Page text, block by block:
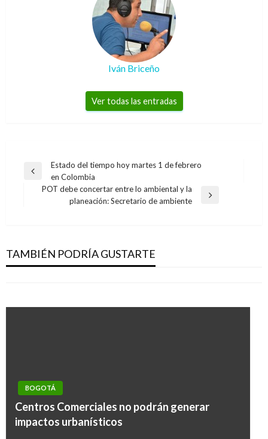
Iván Briceño
Ver todas las entradas
Navegación
entradas
Entrada
anterior
Estado del tiempo hoy martes 1 de febrero
en Colombia
POT debe concertar entre lo ambiental y la
planeación: Secretario de ambiente
TAMBIÉN PODRÍA GUSTARTE
Bogotá
Giovanni Alarcón M. jueves abril 22, 2021
Acción Comunal
BOGOTÁ
Centros Comerciales no podrán generar
impactos urbanísticos